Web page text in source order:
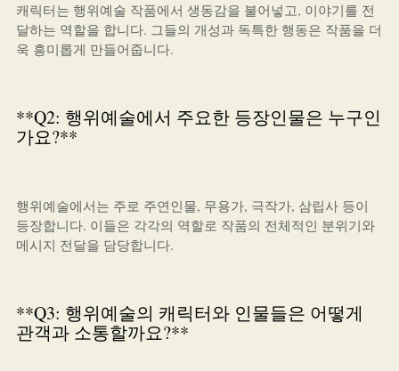
캐릭터는 행위예술 작품에서 생동감을 불어넣고, 이야기를 전
달하는 역할을 합니다. 그들의 개성과 독특한 행동은 작품을 더
욱 흥미롭게 만들어줍니다.
**Q2: 행위예술에서 주요한 등장인물은 누구인
가요?**
행위예술에서는 주로 주연인물, 무용가, 극작가, 삼립사 등이
등장합니다. 이들은 각각의 역할로 작품의 전체적인 분위기와
메시지 전달을 담당합니다.
**Q3: 행위예술의 캐릭터와 인물들은 어떻게
관객과 소통할까요?**